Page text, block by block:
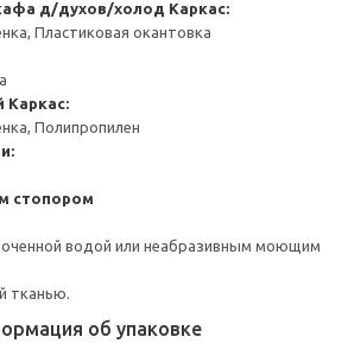
д/духов/холод Каркас:
Пластиковая окантовка
Каркас:
Полипропилен
стопором
водой или неабразивным моющим
тканью.
об упаковке